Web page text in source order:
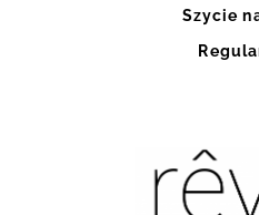
Szycie